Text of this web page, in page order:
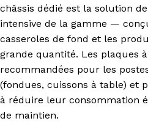
châssis dédié est la solution
intensive de la gamme —
casseroles de fond et les
grande quantité. Les plaques
recommandées pour les
(fondues, cuissons à table) et
à réduire leur consommation
de maintien.